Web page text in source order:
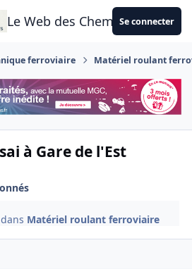
Le Web des CheminotsSe connecter
ferroviaire Matériel roulant
à Gare de l'Est
dans Matériel roulant ferroviaire